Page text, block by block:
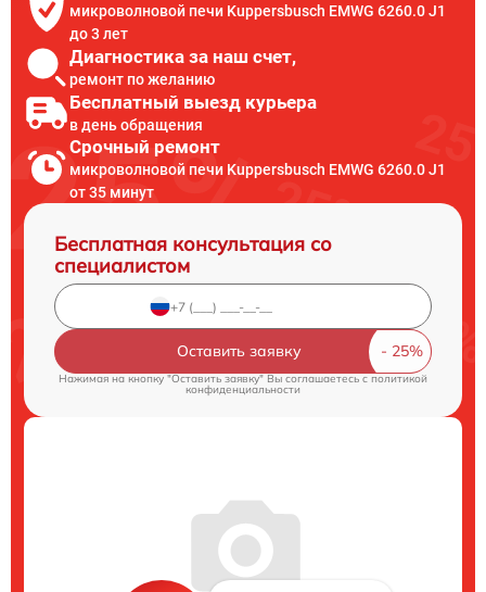
микроволновой печи Kuppersbusch EMWG 6260.0 J1
до 3 лет
Диагностика за наш счет,
ремонт по желанию
Бесплатный выезд курьера
в день обращения
Срочный ремонт
микроволновой печи Kuppersbusch EMWG 6260.0 J1
от 35 минут
Бесплатная консультация со
специалистом
Оставить заявку
Нажимая на кнопку "Оставить заявку" Вы соглашаетесь cполитикой
конфиденциальности